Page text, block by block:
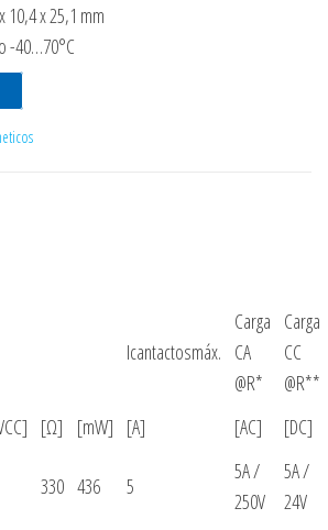
x 25,1 mm
-40…70°C
Icantactosmáx.
Carga
CA
@R*
Carga
CC
@R**
[Ω] [mW] [A] [AC] [DC]
330 436 5
5A /
250V
5A /
24V